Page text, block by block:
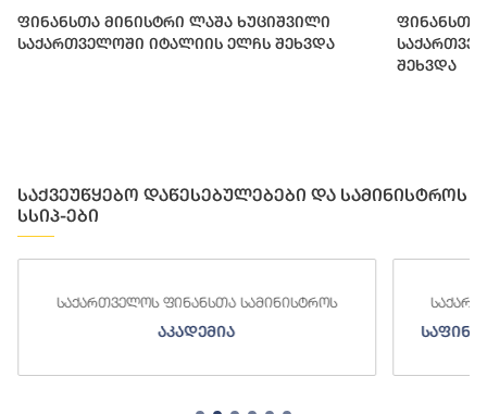
ფინანსთა მინისტრი ლაშა ხუციშვილი
საქართველოში იტალიის ელჩს შეხვდა
ფინანსთა
შეხვდა
საქვეუწყებო დაწესებულებები და სამინისტროს
სსიპ-ები
სამინისტროს
საქართველოს ფინანსთა სამინისტროს
საფინანსო-ანალიტიკური